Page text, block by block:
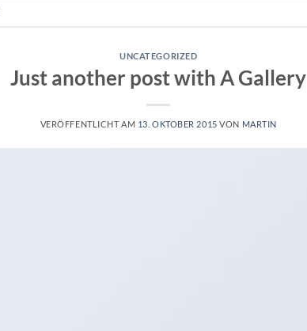
UNCATEGORIZED
Just another post with A Gallery
VERÖFFENTLICHT AM 13. OKTOBER 2015 VON MARTIN